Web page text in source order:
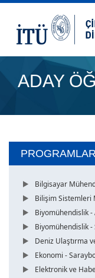
ADAY
PROGRAMLAR
Bilgisayar
Bilişim Sistemleri
Biyomühendislik -
Biyomühendislik -
Deniz Ulaştırma
Ekonomi -
Elektronik ve